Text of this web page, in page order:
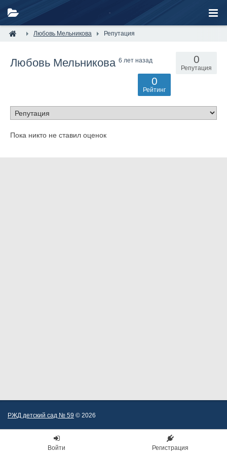
Любовь Мельникова Репутация
Любовь Мельникова 6 лет назад 0
Репутация
0
Рейтинг
Пока никто не ставил оценок
РЖД детский сад № 59 © 2026
Войти Регистрация